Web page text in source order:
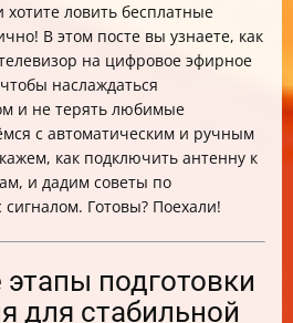
настройки на популярных
поиск не находит
сохранены и быстро их
сигнала при использовании
кабеля
и параметры для России и
направление антенны и
DVB-T2
ловить бесплатные
В этом посте вы узнаете, как
на цифровое эфирное
наслаждаться
и не терять любимые
с автоматическим и ручным
как подключить антенну к
и дадим советы по
Готовы? Поехали!
подготовки
для стабильной